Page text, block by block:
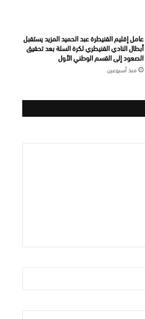
عامل إقليم القنيطرة عبد الحميد المزيد يستقبل
أبطال النادي القنيطري لكرة السلة بعد تحقيق
الصعود إلى القسم الوطني الأول
منذ أسبوعين